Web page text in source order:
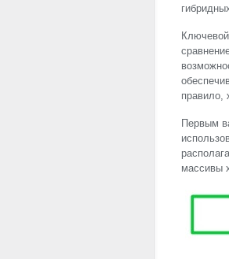
правило,
Первым
массивы